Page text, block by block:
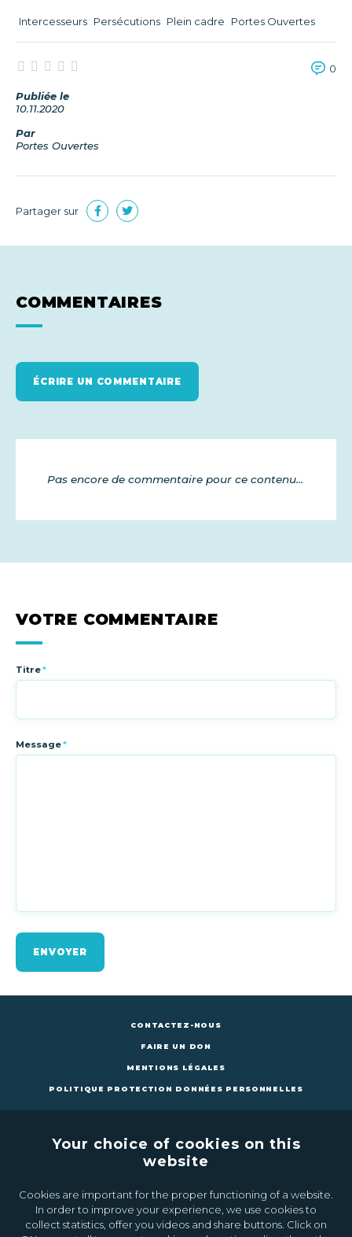
Intercesseurs Persécutions Plein cadre Portes Ouvertes
0
Publiée le
10.11.2020
Par
Portes Ouvertes
Partager sur
COMMENTAIRES
ÉCRIRE UN COMMENTAIRE
Pas encore de commentaire pour ce contenu...
VOTRE COMMENTAIRE
Titre*
Message*
ENVOYER
CONTACTEZ-NOUS
FAIRE UN DON
MENTIONS LÉGALES
POLITIQUE PROTECTION DONNÉES PERSONNELLES
CONTACTEZ-NOUS FAIRE UN DON
Your choice of cookies on this
website
Cookies are important for the proper functioning of a website.
In order to improve your experience, we use cookies to
collect statistics, offer you videos and share buttons. Click on